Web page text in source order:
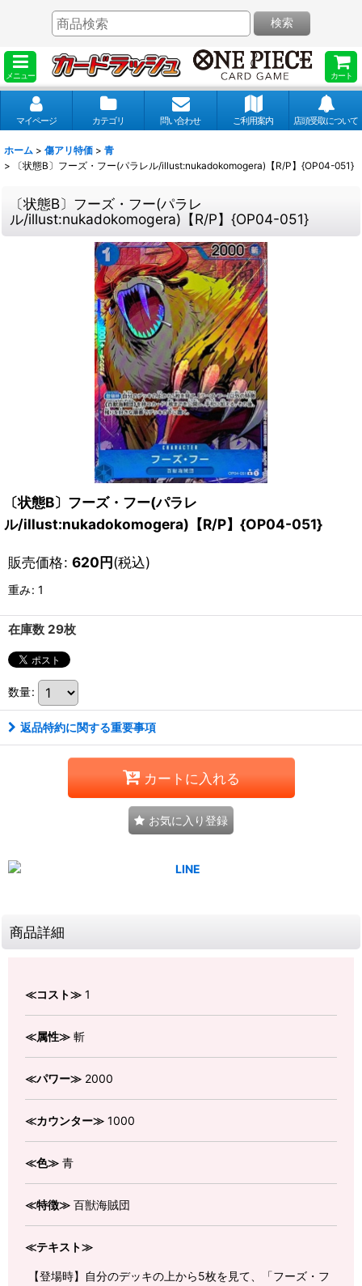
メニュー カート
検索
マイページ カテゴリ 問い合わせ ご利用案内 店頭受取について
ホーム > 傷アリ特価 > 青
>
〔状態B〕フーズ・フー(パラレル/illust:nukadokomogera)【R/P】{OP04-051}
〔状態B〕フーズ・フー(パラレ
ル/illust:nukadokomogera)【R/P】{OP04-051}
〔状態B〕フーズ・フー(パラレ
ル/illust:nukadokomogera)【R/P】{OP04-051}
販売価格: 620円(税込)
重み: 1
在庫数 29枚
数量:
返品特約に関する重要事項
カートに入れる
お気に入り登録
商品詳細
≪コスト≫ 1
≪属性≫ 斬
≪パワー≫ 2000
≪カウンター≫ 1000
≪色≫ 青
≪特徴≫ 百獣海賊団
≪テキスト≫
【登場時】自分のデッキの上から5枚を見て、「フーズ・フ